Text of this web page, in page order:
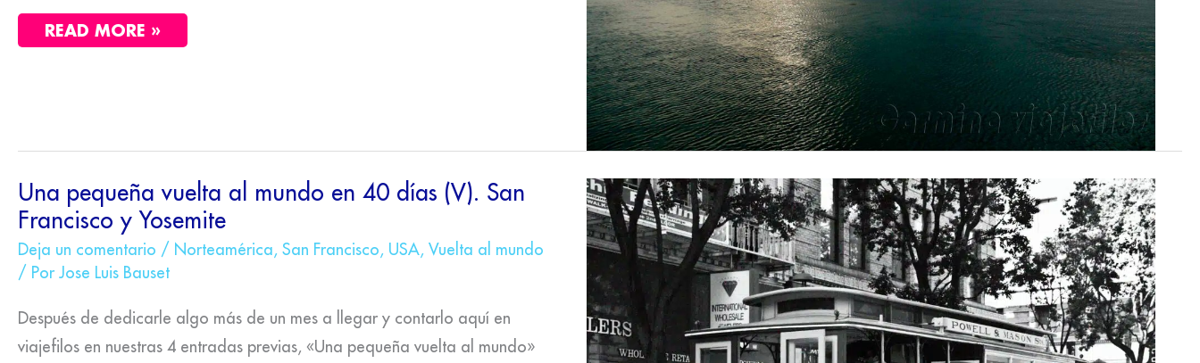
READ MORE »
Una pequeña vuelta al mundo en 40 días (V). San
Francisco y Yosemite
Deja un comentario / Norteamérica, San Francisco, USA, Vuelta al mundo
/ Por Jose Luis Bauset
Después de dedicarle algo más de un mes a llegar y contarlo aquí en
viajefilos en nuestras 4 entradas previas, «Una pequeña vuelta al mundo»
UNA
PEQUEÑA
VUELTA
AL
MUNDO
EN
40
(V).
SAN
FRANCISCO